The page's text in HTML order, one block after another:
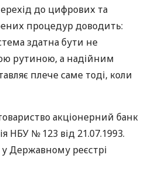
до цифрових та
процедур доводить:
здатна бути не
рутиною, а надійним
плече саме тоді, коли
акціонерний банк
НБУ № 123 від 21.07.1993.
Державному реєстрі